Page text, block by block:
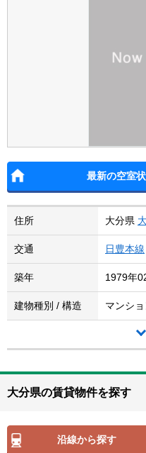
最新の空室
住所 大分県
交通 日豊本線
築年 1979年
建物種別 / 構造 マンシ
大分県の賃貸物件を探す
沿線から探す